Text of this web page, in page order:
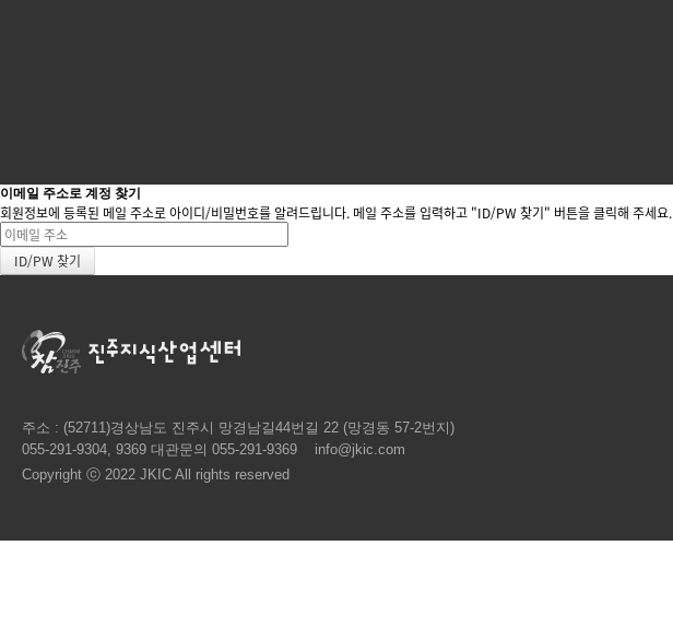
이메일 주소로 계정 찾기
회원정보에 등록된 메일 주소로 아이디/비밀번호를 알려드립니다. 메일 주소를 입력하고 "ID/PW 찾기" 버튼을 클릭해 주세요.
주소 : (52711)경상남도 진주시 망경남길44번길 22 (망경동 57-2번지)
055-291-9304, 9369 대관문의 055-291-9369
info@jkic.com
Copyright ⓒ 2022 JKIC All rights reserved